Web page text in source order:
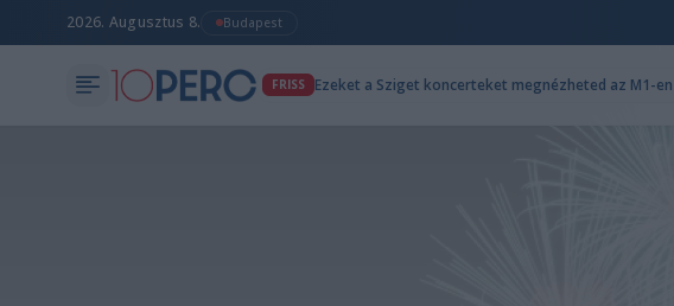
2026. Augusztus 8. Budapest
FRISS Ezeket a Sziget koncerteket megnézheted az M1-en